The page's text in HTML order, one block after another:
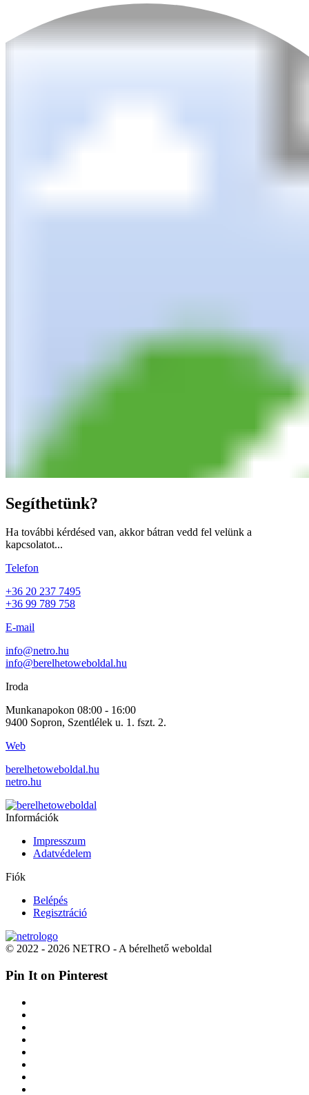
Segíthetünk?
Ha további kérdésed van, akkor bátran vedd fel velünk a
kapcsolatot...
Telefon
+36 20 237 7495
+36 99 789 758
E-mail
info@netro.hu
info@berelhetoweboldal.hu
Iroda
Munkanapokon 08:00 - 16:00
9400 Sopron, Szentlélek u. 1. fszt. 2.
Web
berelhetoweboldal.hu
netro.hu
Információk
Impresszum
Adatvédelem
Fiók
Belépés
Regisztráció
© 2022 - 2026 NETRO - A bérelhető weboldal
Pin It on Pinterest